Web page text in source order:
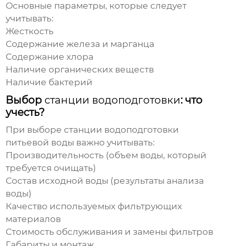
Основные параметры, которые следует
учитывать:
Жесткость
Содержание железа и марганца
Содержание хлора
Наличие органических веществ
Наличие бактерий
Выбор станции водоподготовки: что
учесть?
При выборе станции водоподготовки
питьевой воды важно учитывать:
Производительность (объем воды, который
требуется очищать)
Состав исходной воды (результаты анализа
воды)
Качество используемых фильтрующих
материалов
Стоимость обслуживания и замены фильтров